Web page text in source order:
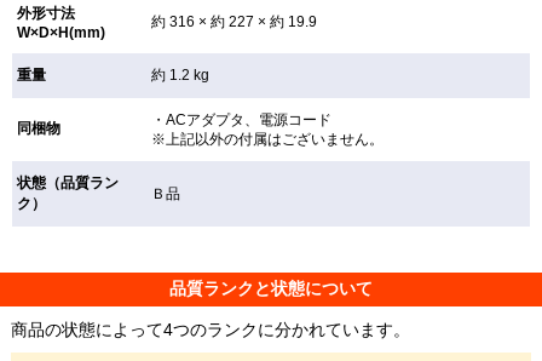
外形寸法
W×D×H(mm)
約 316 × 約 227 × 約 19.9
重量 約 1.2 kg
同梱物
・ACアダプタ、電源コード
※上記以外の付属はございません。
状態（品質ラン
ク）
Ｂ品
品質ランクと状態について
商品の状態によって4つのランクに分かれています。